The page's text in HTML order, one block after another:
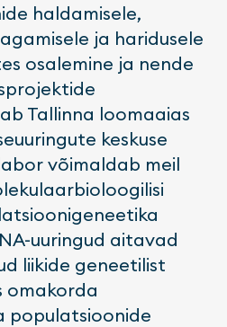
haldamisele,
ja haridusele
osalemine ja nende
Tallinna loomaaias
keskuse
võimaldab meil
uuringud aitavad
liikide geneetilist
omakorda
populatsioonide